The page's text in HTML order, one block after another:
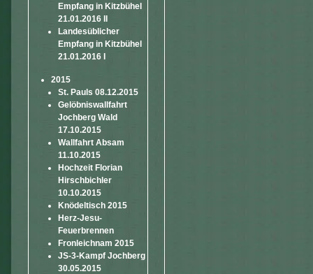
Empfang in Kitzbühel
21.01.2016 II
Landesüblicher
Empfang in Kitzbühel
21.01.2016 I
2015
St. Pauls 08.12.2015
Gelöbniswallfahrt
Jochberg Wald
17.10.2015
Wallfahrt Absam
11.10.2015
Hochzeit Florian
Hirschbichler
10.10.2015
Knödeltisch 2015
Herz-Jesu-
Feuerbrennen
Fronleichnam 2015
JS-3-Kampf Jochberg
30.05.2015